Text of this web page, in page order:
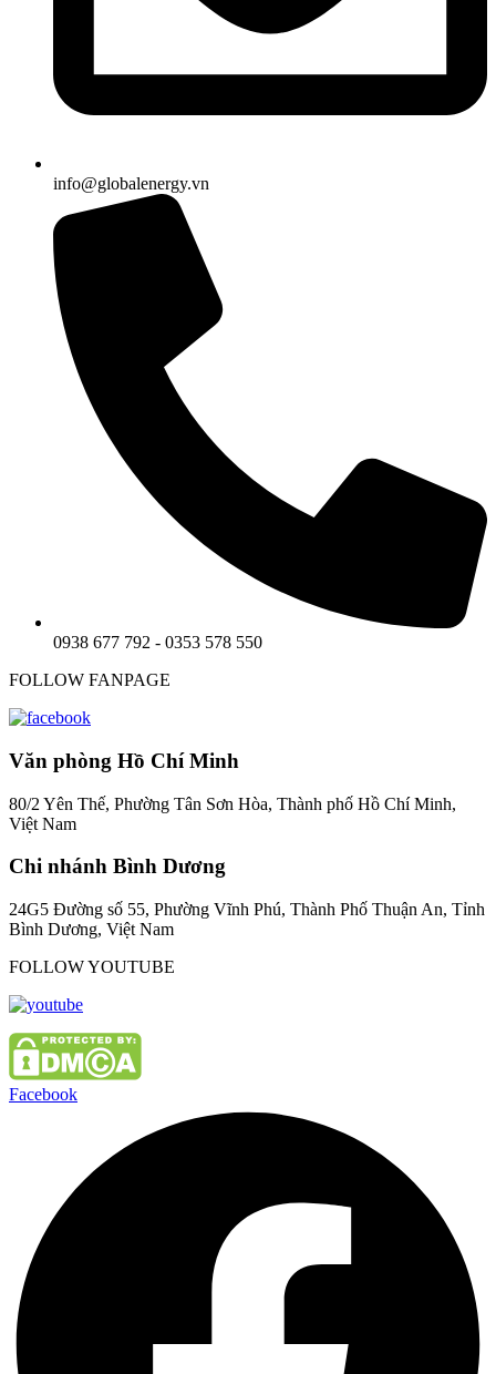
info@globalenergy.vn
0938 677 792 - 0353 578 550
FOLLOW FANPAGE
Văn phòng Hồ Chí Minh
80/2 Yên Thế, Phường Tân Sơn Hòa, Thành phố Hồ Chí Minh,
Việt Nam
Chi nhánh Bình Dương
24G5 Đường số 55, Phường Vĩnh Phú, Thành Phố Thuận An, Tỉnh
Bình Dương, Việt Nam
FOLLOW YOUTUBE
Facebook